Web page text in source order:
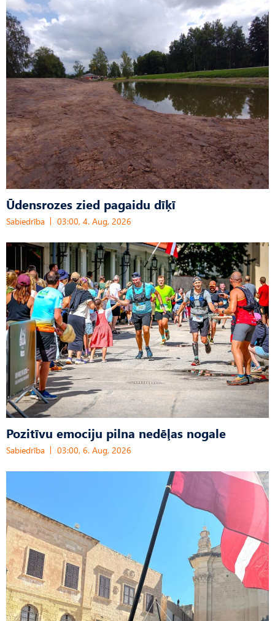
Ūdensrozes zied pagaidu dīķī
Sabiedrība 03:00, 4. Aug, 2026
Pozitīvu emociju pilna nedēļas nogale
Sabiedrība 03:00, 6. Aug, 2026